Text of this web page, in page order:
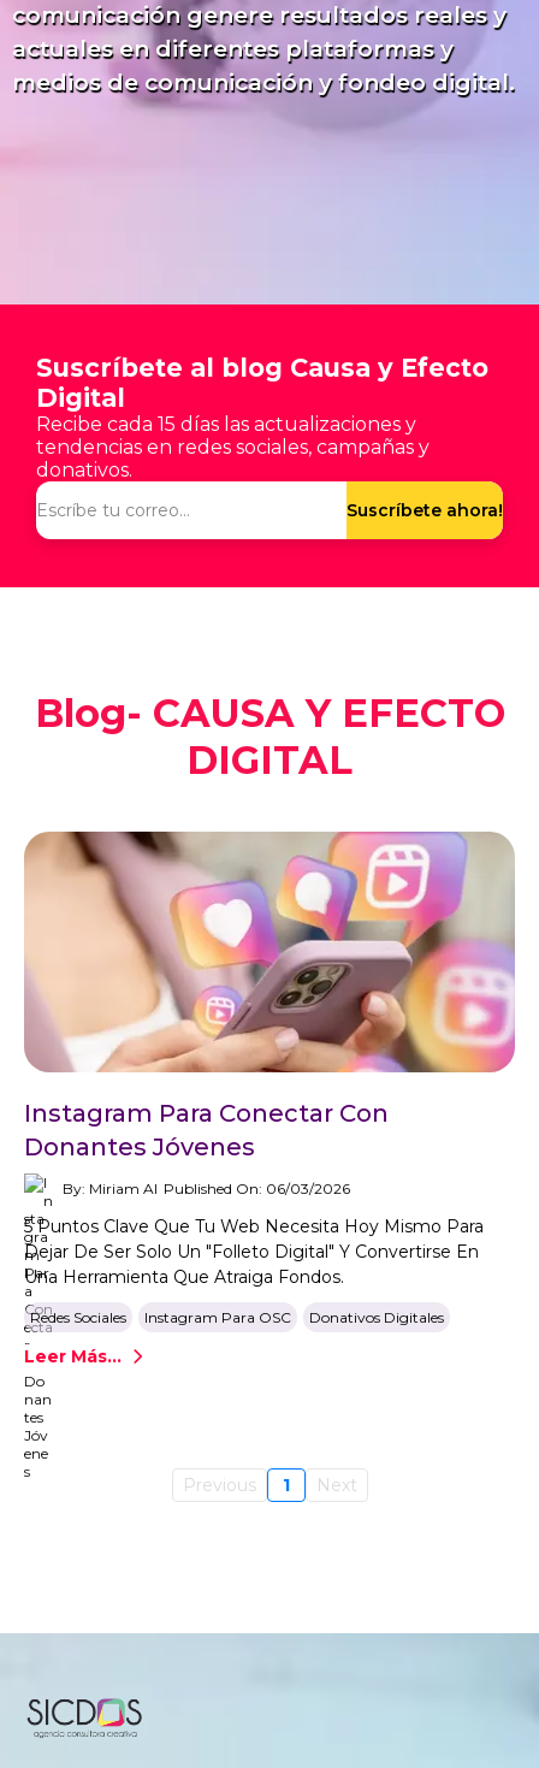
comunicación genere resultados reales y
actuales en diferentes plataformas y
medios de comunicación y fondeo digital.
Suscríbete al blog Causa y Efecto
Digital
Recibe cada 15 días las actualizaciones y
tendencias en redes sociales, campañas y
donativos.
Suscríbete ahora!
Blog- CAUSA Y EFECTO
DIGITAL
Instagram Para Conectar Con
Donantes Jóvenes
By: Miriam AI Published On: 06/03/2026
5 Puntos Clave Que Tu Web Necesita Hoy Mismo Para
Dejar De Ser Solo Un "folleto Digital" Y Convertirse En
Una Herramienta Que Atraiga Fondos.
Redes Sociales Instagram Para OSC Donativos Digitales
Leer Más...
Previous 1 Next